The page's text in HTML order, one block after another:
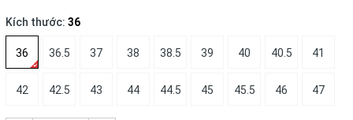
Kích thước: 36
36 36.5 37 38 38.5 39 40 40.5 41
42 42.5 43 44 44.5 45 45.5 46 47